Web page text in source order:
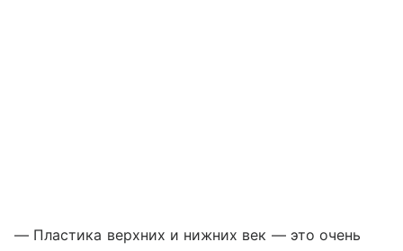
— Пластика верхних и нижних век — это очень